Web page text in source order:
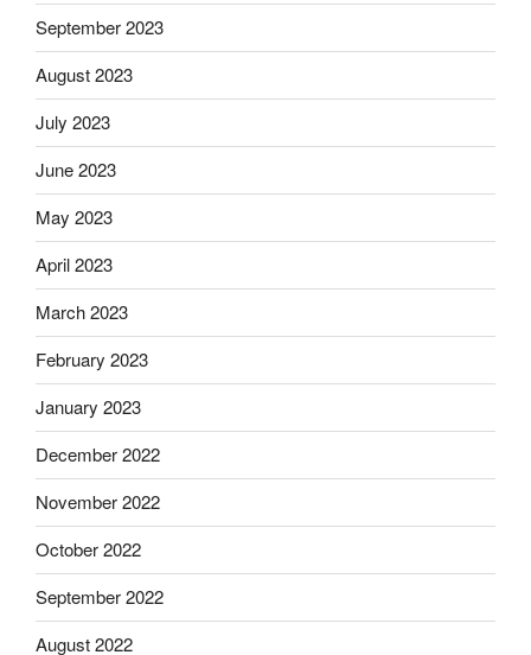
September 2023
August 2023
July 2023
June 2023
May 2023
April 2023
March 2023
February 2023
January 2023
December 2022
November 2022
October 2022
September 2022
August 2022